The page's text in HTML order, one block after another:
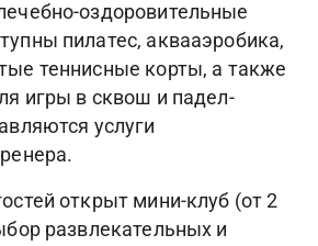
оздоровительные
пилатес, аквааэробика,
теннисные корты, а также
игры в сквош и падел-
услуги
открыт мини-клуб (от 2
развлекательных и